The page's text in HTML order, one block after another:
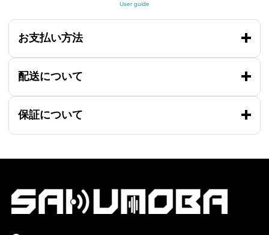
User guide
お支払い方法
配送について
保証について